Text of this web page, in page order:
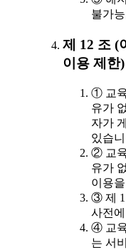
불가
제 12 조 (
이용 제한)
① 교
유가
자가
있습
② 교
유가
이용
③ 제 1
사전
④ 교
는 서